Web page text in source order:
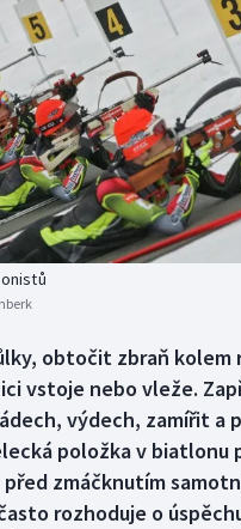
obtočit zbraň kolem
vstoje nebo vleže.
výdech, zamířit a
položka v biatlonu
zmáčknutím
rozhoduje o